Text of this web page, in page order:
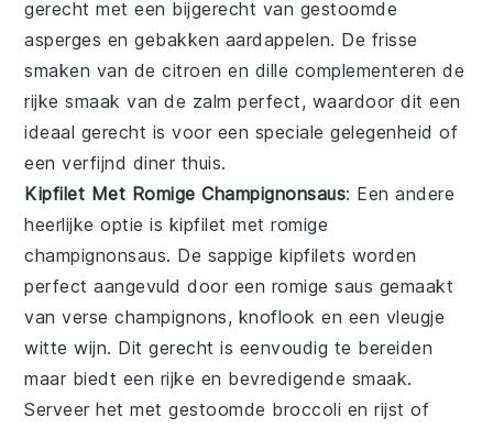
gerecht met een bijgerecht van gestoomde
asperges engebakken aardappelen. De frisse
smaken van de citroen en dille complementeren de
rijke smaak van de zalm perfect, waardoor dit een
ideaal gerecht is voor een speciale gelegenheid of
een verfijnd diner thuis.
Kipfilet Met Romige Champignonsaus: Een andere
heerlijke optie is kipfilet met romige
champignonsaus. De sappige kipfilets worden
perfect aangevuld door een romige saus gemaakt
vanverse champignons, knoflook en een vleugje
witte wijn. Dit gerecht is eenvoudig te bereiden
maar biedt een rijke en bevredigende smaak.
Serveer het metgestoomde broccoli enrijst of